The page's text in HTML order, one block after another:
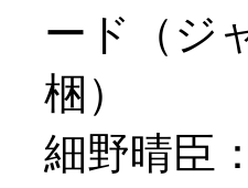
ード（ジ
梱）
細野晴臣